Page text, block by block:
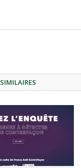
SIMILAIRES